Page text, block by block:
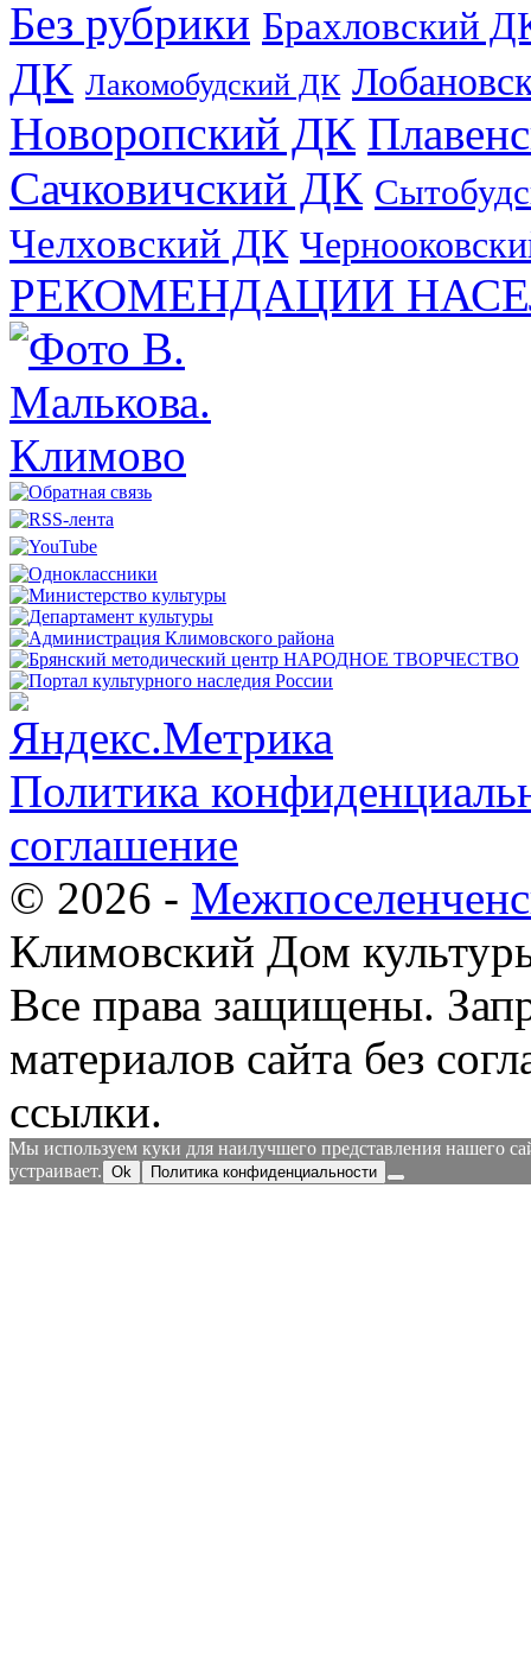
Без рубрики Брахловский
ДК Лакомобудский ДК
Новоропский ДК
Сачковичский ДК
Челховский ДК
РЕКОМЕНДАЦИИ
Политика
соглашение
© 2026 -
Климовский Дом
Все права защищены.
материалов сайта без
ссылки.
Мы используем куки для наилучшего представления нашего
устраивает. Ok Политика конфиденциальности